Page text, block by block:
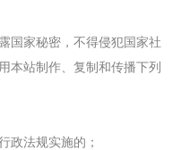
国家秘密，不得侵犯国家社
本站制作、复制和传播下列
政法规实施的；